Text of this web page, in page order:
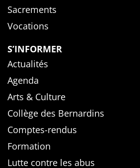
Sacrements
Vocations
S’INFORMER
Actualités
Agenda
Arts & Culture
Collège des Bernardins
Comptes-rendus
Formation
Lutte contre les abus